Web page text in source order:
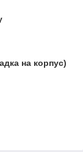
на корпус)